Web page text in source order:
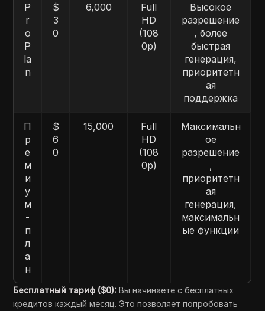
P
r
o
P
la
n
$
3
0
6,000
Full
HD
(108
0p)
Высокое
разрешение
, более
быстрая
генерация,
приоритетн
ая
поддержка
П
р
е
м
и
у
м
-
п
л
а
н
$
6
0
15,000
Full
HD
(108
0p)
Максимальн
ое
разрешение
,
приоритетн
ая
генерация,
максимальн
ые функции
Бесплатный тариф ($0): Вы начинаете с бесплатных
кредитов каждый месяц. Это позволяет попробовать